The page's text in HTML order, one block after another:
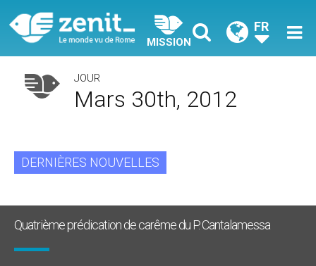
MISSION
FR
JOUR
Mars 30th, 2012
DERNIÈRES NOUVELLES
Quatrième prédication de carême du P. Cantalamessa